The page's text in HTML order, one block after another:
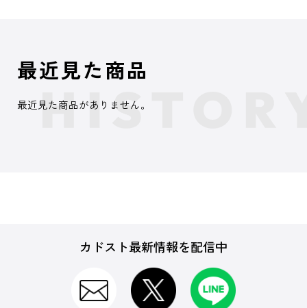
最近見た商品
最近見た商品がありません。
カドスト最新情報を配信中